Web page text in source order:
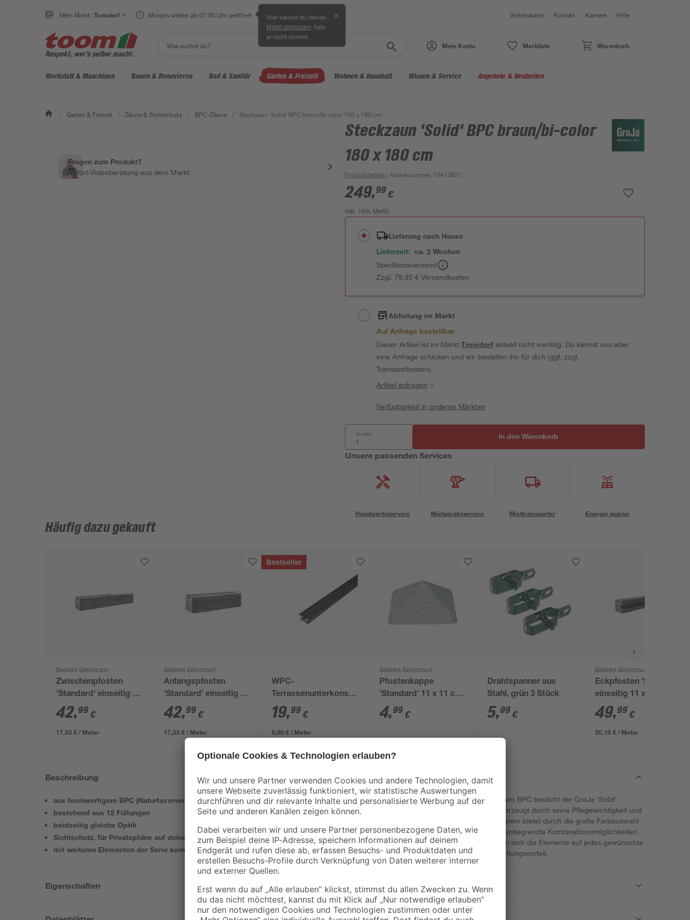
Mein Markt: Troisdorf Morgen wieder ab 07:00 Uhr geöffnet Hier kannst du deinen
Markt anpassen , falls
er nicht stimmt.
✕ Vorteilskarte Kontakt Karriere Hilfe
Mein Konto Merkliste Warenkorb
Werkstatt & Maschinen Bauen & Renovieren Bad & Sanitär Garten & Freizeit Wohnen & Haushalt Wissen & Service Angebote & Neuheiten
/ Garten & Freizeit / Zäune & Sichtschutz / BPC-Zäune / Steckzaun 'Solid' BPC braun/bi-color 180 x 180 cm
Fragen zum Produkt?
Sofort-Videoberatung aus dem Markt
Steckzaun 'Solid' BPC braun/bi-color
180 x 180 cm
Produktdetails | Artikelnummer: 10413821
249,99 €
inkl. 19% MwSt.
Lieferung nach Hause
Lieferzeit: ca. 2 Wochen
Speditionsversand
Zzgl. 79,95 € Versandkosten
Abholung im Markt
Auf Anfrage bestellbar
Dieser Artikel ist im MarktTroisdorfaktuell nicht vorrätig. Du kannst uns aber
eine Anfrage schicken und wir bestellen ihn für dich (ggf. zzgl.
Transportkosten).
Artikel anfragen >
Verfügbarkeit in anderen Märkten
Anzahl: In den Warenkorb
Unsere passenden Services
Handwerksservice Mietgeräteservice Miettransporter Energie sparen
Häufig dazu gekauft
Beckers Betonzaun
Zwischenpfosten
'Standard' einseitig 11
x 11 x 248 cm grau
42,99 €
17,33 € / Meter
Beckers Betonzaun
Anfangspfosten
'Standard' einseitig 11
x 11 x 248 cm grau
42,99 €
17,33 € / Meter
Bestseller
WPC-
Terrassenunterkonstruktion
anthrazit 2500 x 60 x
30 mm
19,99 €
8,00 € / Meter
Beckers Betonzaun
Pfostenkappe
'Standard' 11 x 11 cm
grau
4,99 €
Drahtspanner aus
Stahl, grün 3 Stück
5,09 €
Beckers Betonzaun
Eckpfosten 'Standard'
einseitig 11 x 11 x 248
cm grau
49,99 €
20,16 € / Meter
Beschreibung
aus hochwertigem BPC (Naturfaserverstärkter Kunststoff)
bestehend aus 12 Füllungen
beidseitig gleiche Optik
Sichtschutz, für Privatsphäre auf deinem Grundstück
mit weiteren Elementen der Serie kombinierbar
Modern und vielfältig: Bestehend aus nachhaltigem BPC besticht der GroJa 'Solid'
Steckzaun durch ein elegantes Exterieur und überzeugt durch seine Pflegeleichtigkeit und
Strapazierfähigkeit. Das klassische Steckzaunsystem bietet durch die große Farbauswahl
und das leicht zu bearbeitende Material nahezu unbegrenzte Kombinationsmöglichkeiten.
Mit üblichen Holzbearbeitungswerkzeugen lassen sich die Elemente auf jedes gewünschte
Maß kürzen und garantieren einen großen Gestaltungsvorteil.
Eigenschaften